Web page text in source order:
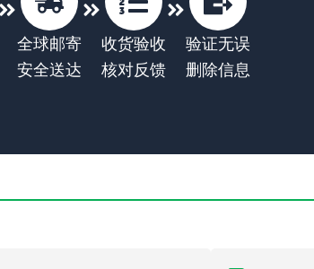
全球邮寄
安全送达
收货验收
核对反馈
验证无误
删除信息